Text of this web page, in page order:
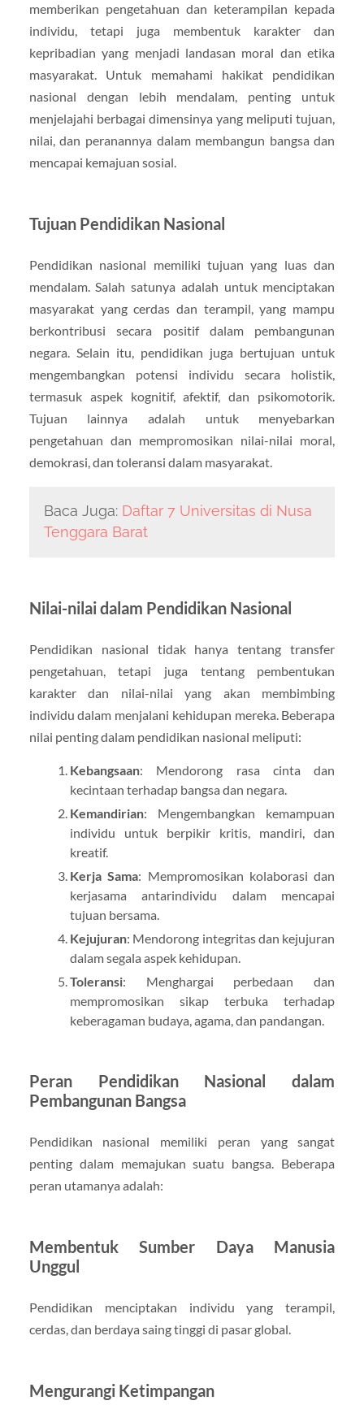
memberikan pengetahuan dan keterampilan kepada
individu, tetapi juga membentuk karakter dan
kepribadian yang menjadi landasan moral dan etika
masyarakat. Untuk memahami hakikat pendidikan
nasional dengan lebih mendalam, penting untuk
menjelajahi berbagai dimensinya yang meliputi tujuan,
nilai, dan peranannya dalam membangun bangsa dan
mencapai kemajuan sosial.
Tujuan Pendidikan Nasional
Pendidikan nasional memiliki tujuan yang luas dan
mendalam. Salah satunya adalah untuk menciptakan
masyarakat yang cerdas dan terampil, yang mampu
berkontribusi secara positif dalam pembangunan
negara. Selain itu, pendidikan juga bertujuan untuk
mengembangkan potensi individu secara holistik,
termasuk aspek kognitif, afektif, dan psikomotorik.
Tujuan lainnya adalah untuk menyebarkan
pengetahuan dan mempromosikan nilai-nilai moral,
demokrasi, dan toleransi dalam masyarakat.
Baca Juga: Daftar 7 Universitas di Nusa
Tenggara Barat
Nilai-nilai dalam Pendidikan Nasional
Pendidikan nasional tidak hanya tentang transfer
pengetahuan, tetapi juga tentang pembentukan
karakter dan nilai-nilai yang akan membimbing
individu dalam menjalani kehidupan mereka. Beberapa
nilai penting dalam pendidikan nasional meliputi:
Kebangsaan: Mendorong rasa cinta dan
kecintaan terhadap bangsa dan negara.
Kemandirian: Mengembangkan kemampuan
individu untuk berpikir kritis, mandiri, dan
kreatif.
Kerja Sama: Mempromosikan kolaborasi dan
kerjasama antarindividu dalam mencapai
tujuan bersama.
Kejujuran: Mendorong integritas dan kejujuran
dalam segala aspek kehidupan.
Toleransi: Menghargai perbedaan dan
mempromosikan sikap terbuka terhadap
keberagaman budaya, agama, dan pandangan.
Peran Pendidikan Nasional dalam
Pembangunan Bangsa
Pendidikan nasional memiliki peran yang sangat
penting dalam memajukan suatu bangsa. Beberapa
peran utamanya adalah:
Membentuk Sumber Daya Manusia
Unggul
Pendidikan menciptakan individu yang terampil,
cerdas, dan berdaya saing tinggi di pasar global.
Mengurangi Ketimpangan